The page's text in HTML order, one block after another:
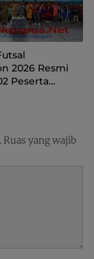
2026 Resmi
Peserta
Ruas yang wajib